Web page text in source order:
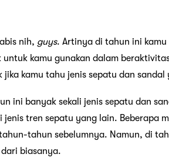
nih, guys. Artinya di tahun ini kamu
kamu gunakan dalam
jika kamu tahu jenis sepatu dan sandal
ini banyak sekali jenis sepatu dan
jenis tren sepatu yang lain. Beberapa
tahun sebelumnya. Namun, di
biasanya.